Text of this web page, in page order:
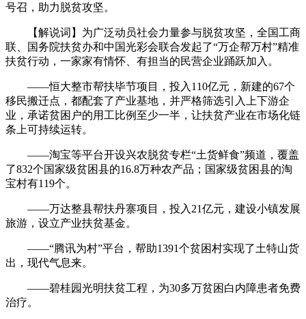
号召，助力脱贫攻坚。
【解说词】为广泛动员社会力量参与脱贫攻坚，全国工商
联、国务院扶贫办和中国光彩会联合发起了“万企帮万村”精准
扶贫行动，一家家有情怀、有担当的民营企业踊跃加入。
——恒大整市帮扶毕节项目，投入110亿元，新建的67个
移民搬迁点，都配套了产业基地，并严格筛选引入上下游企
业，承诺贫困户的用工比例至少一半，让扶贫产业在市场化链
条上可持续运转。
——淘宝等平台开设兴农脱贫专栏“土货鲜食”频道，覆盖
了832个国家级贫困县的16.8万种农产品；国家级贫困县的淘
宝村有119个。
——万达整县帮扶丹寨项目，投入21亿元，建设小镇发展
旅游，设立产业扶贫基金。
——“腾讯为村”平台，帮助1391个贫困村实现了土特山货
出，现代气息来。
——碧桂园光明扶贫工程，为30多万贫困白内障患者免费
治疗。